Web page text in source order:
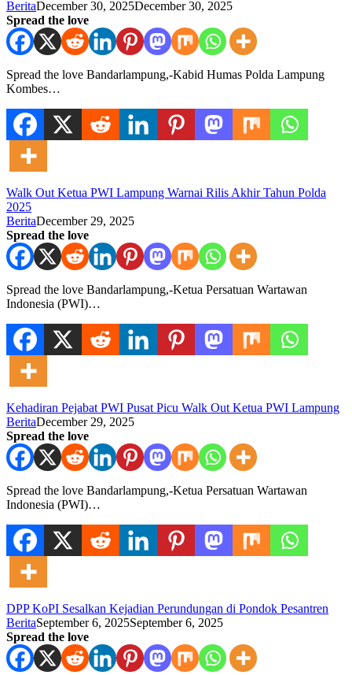
BeritaDecember 30, 2025December 30, 2025
Spread the love
Spread the love Bandarlampung,-Kabid Humas Polda Lampung
Kombes…
Walk Out Ketua PWI Lampung Warnai Rilis Akhir Tahun Polda
2025
BeritaDecember 29, 2025
Spread the love
Spread the love Bandarlampung,-Ketua Persatuan Wartawan
Indonesia (PWI)…
Kehadiran Pejabat PWI Pusat Picu Walk Out Ketua PWI Lampung
BeritaDecember 29, 2025
Spread the love
Spread the love Bandarlampung,-Ketua Persatuan Wartawan
Indonesia (PWI)…
DPP KoPI Sesalkan Kejadian Perundungan di Pondok Pesantren
BeritaSeptember 6, 2025September 6, 2025
Spread the love